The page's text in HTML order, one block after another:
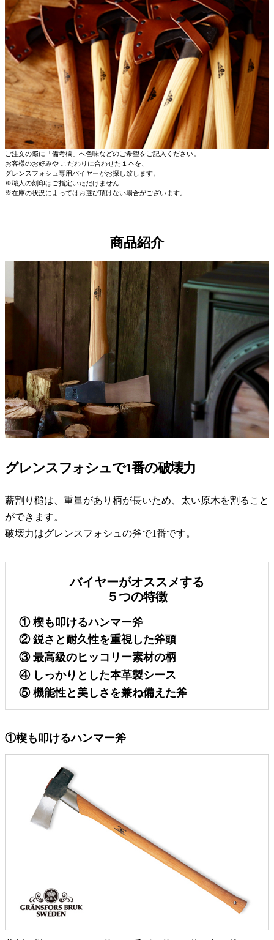
ご注文の際に「備考欄」へ色味などのご希望をご記入ください。
お客様のお好みや こだわりに合わせた１本を、
グレンスフォシュ専用バイヤーがお探し致します。
※職人の刻印はご指定いただけません
※在庫の状況によってはお選び頂けない場合がございます。
商品紹介
グレンスフォシュで1番の破壊力
薪割り槌は、重量があり柄が長いため、太い原木を割ること
ができます。
破壊力はグレンスフォシュの斧で1番です。
バイヤーがオススメする
５つの特徴
① 楔も叩けるハンマー斧
② 鋭さと耐久性を重視した斧頭
③ 最高級のヒッコリー素材の柄
④ しっかりとした本革製シース
⑤ 機能性と美しさを兼ね備えた斧
①楔も叩けるハンマー斧